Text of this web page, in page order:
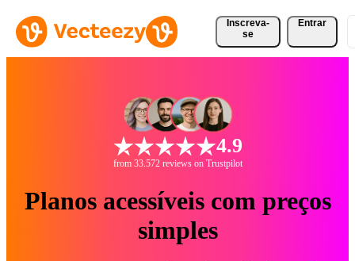
Inscreva-
se
Entrar
4.9
from 33.572 reviews on Trustpilot
Planos acessíveis com preços
simples